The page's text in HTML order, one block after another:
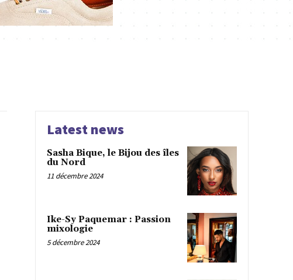
Latest news
Sasha Bique, le Bijou des îles
du Nord
11 décembre 2024
Ike-Sy Paquemar : Passion
mixologie
5 décembre 2024